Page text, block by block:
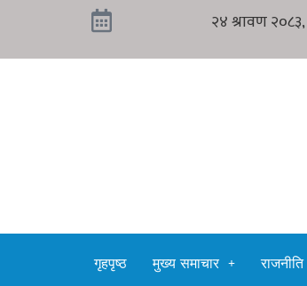
गृहपृष्ठ मुख्य समाचार राजनीति